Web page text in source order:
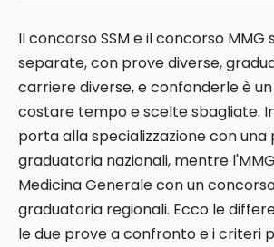
Il concorso SSM e il concorso MMG
separate, con prove diverse,
carriere diverse, e confonderle è
costare tempo e scelte sbagliate. In
porta alla specializzazione con una
graduatoria nazionali, mentre
Medicina Generale con un
graduatoria regionali. Ecco le
le due prove a confronto e i criteri